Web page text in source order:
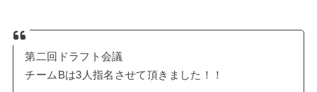
第二回ドラフト会議
チームBは3人指名させて頂きました！！